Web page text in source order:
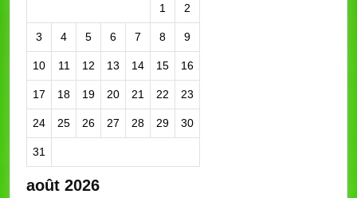
août 2026
1 2
3 4 5 6 7 8 9
10 11 12 13 14 15 16
17 18 19 20 21 22 23
24 25 26 27 28 29 30
31